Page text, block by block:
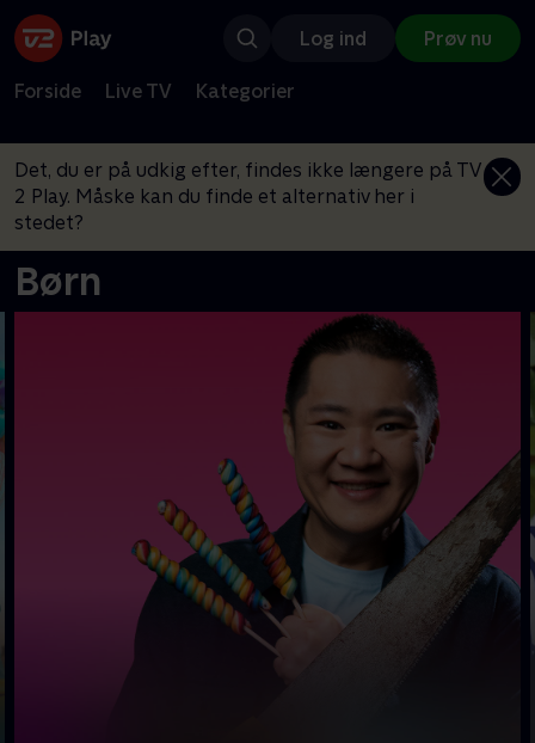
Log ind Prøv nu
Forside Live TV Kategorier
Det, du er på udkig efter, findes ikke længere på TV
2 Play. Måske kan du finde et alternativ her i
stedet?
Børn